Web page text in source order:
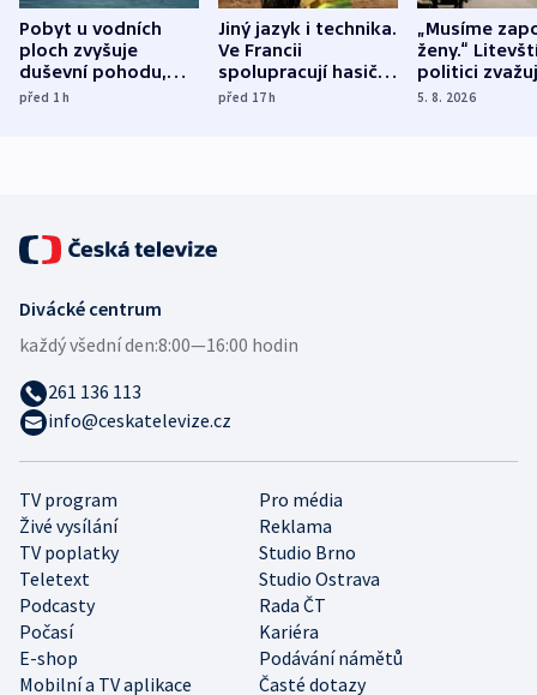
Pobyt u vodních
ploch zvyšuje
duševní pohodu,
ukázala
před 1h
Jiný jazyk i technika.
Ve Francii
spolupracují hasiči z
různých zemí
před 17h
„Musíme
ženy.“
politici
dohodu o
5. 8. 2026
TV program
Pro média
Živé vysílání
Reklama
TV poplatky
Studio Brno
Teletext
Studio Ostrava
Podcasty
Rada ČT
Počasí
Kariéra
E-shop
Podávání námětů
Mobilní a TV aplikace
Časté dotazy
Divácké centrum
každý všední den:8:00—16:00 hodin
261 136 113
info@ceskatelevize.cz